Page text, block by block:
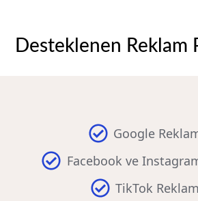
Desteklenen Reklam
Google
Facebook ve
TikTok